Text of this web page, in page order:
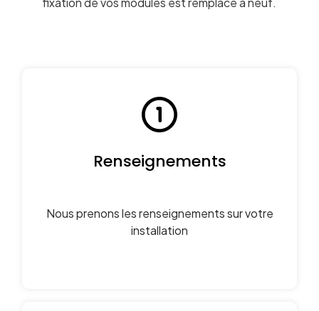
Renseignements
Nous prenons les renseignements sur votre
installation